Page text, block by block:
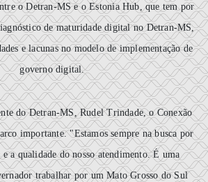
o Detran-MS e o Estonia Hub, que tem por
de maturidade digital no Detran-MS,
e lacunas no modelo de implementação de
governo digital.
do Detran-MS, Rudel Trindade, o Conexão
importante. "Estamos sempre na busca por
a qualidade do nosso atendimento. É uma
trabalhar por um Mato Grosso do Sul